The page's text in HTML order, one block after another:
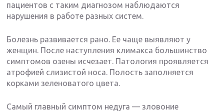
пациентов с таким диагнозом наблюдаются
нарушения в работе разных систем.
Болезнь развивается рано. Ее чаще выявляют у
женщин. После наступления климакса большинство
симптомов озены исчезает. Патология проявляется
атрофией слизистой носа. Полость заполняется
корками зеленоватого цвета.
Самый главный симптом недуга — зловоние